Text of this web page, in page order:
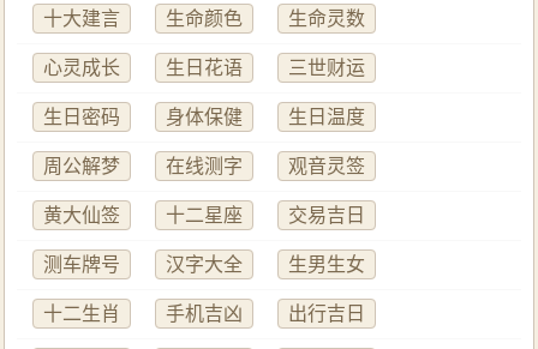
十大建言 生命颜色 生命灵数
心灵成长 生日花语 三世财运
生日密码 身体保健 生日温度
周公解梦 在线测字 观音灵签
黄大仙签 十二星座 交易吉日
测车牌号 汉字大全 生男生女
十二生肖 手机吉凶 出行吉日